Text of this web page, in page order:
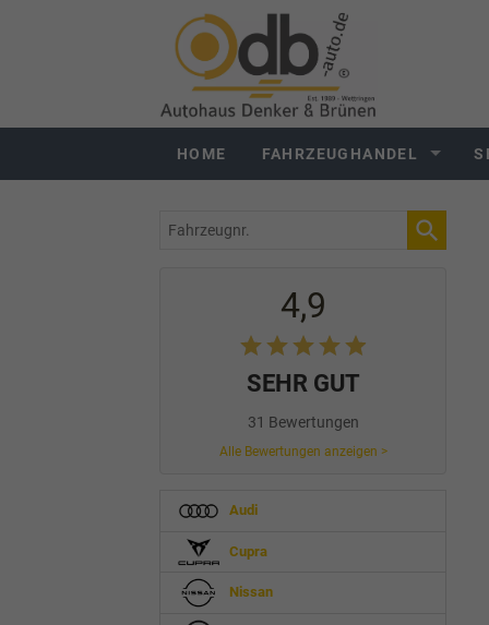
HOME FAHRZEUGHANDEL
Fahrzeugnr.
4,9
SEHR GUT
31 Bewertungen
Alle Bewertungen anzeigen >
Audi
Cupra
Nissan